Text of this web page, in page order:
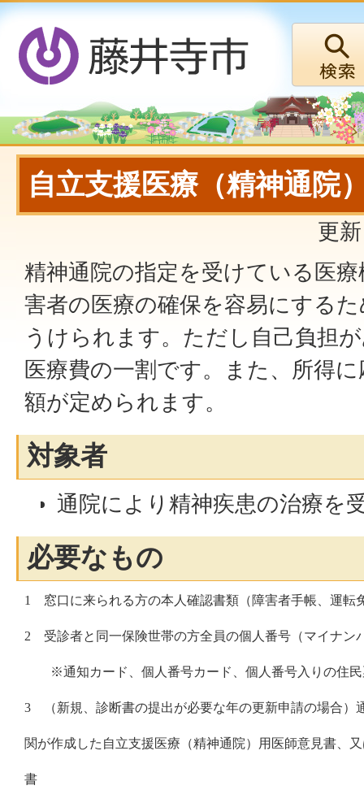
自立支援医療（精神通院
更
精神通院の指定を受けている医
害者の医療の確保を容易にする
うけられます。ただし自己負担
医療費の一割です。また、所得
額が定められます。
対象者
通院により精神疾患の治療を
必要なもの
1 窓口に来られる方の本人確認書類（障害者手帳、運転
2 受診者と同一保険世帯の方全員の個人番号（マイナン
※通知カード、個人番号カード、個人番号入りの住民
3 （新規、診断書の提出が必要な年の更新申請の場合）
関が作成した自立支援医療（精神通院）用医師意見書、
書